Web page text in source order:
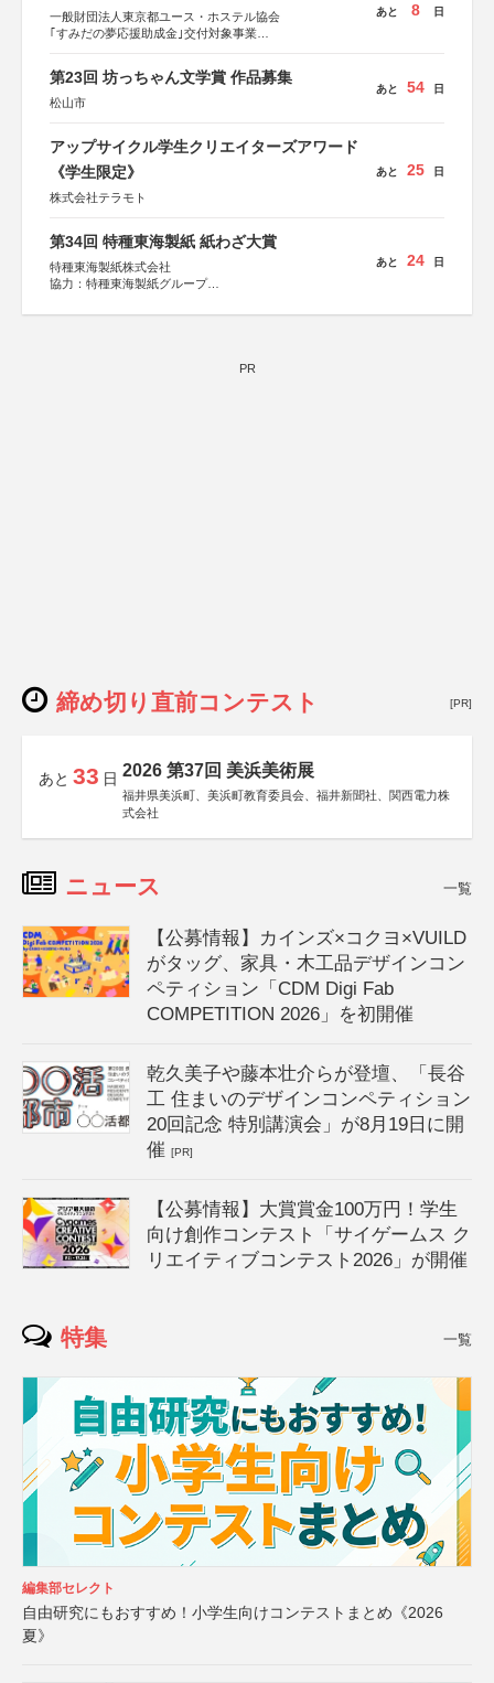
一般財団法人東京都ユース・ホステル協会
｢すみだの夢応援助成金｣交付対象事業
あと 8 日
第23回 坊っちゃん文学賞 作品募集
松山市
あと 54 日
アップサイクル学生クリエイターズアワード
《学生限定》
株式会社テラモト
あと 25 日
第34回 特種東海製紙 紙わざ大賞
特種東海製紙株式会社
協力：特種東海製紙グループ
あと 24 日
PR
締め切り直前コンテスト [PR]
あと 33 日 2026 第37回 美浜美術展
福井県美浜町、美浜町教育委員会、福井新聞社、関西電力株
式会社
ニュース 一覧
【公募情報】カインズ×コクヨ×VUILD
がタッグ、家具・木工品デザインコン
ペティション「CDM Digi Fab
COMPETITION 2026」を初開催
乾久美子や藤本壮介らが登壇、「長谷
工 住まいのデザインコンペティション
20回記念 特別講演会」が8月19日に開
催[PR]
【公募情報】大賞賞金100万円！学生
向け創作コンテスト「サイゲームス ク
リエイティブコンテスト2026」が開催
特集 一覧
編集部セレクト
自由研究にもおすすめ！小学生向けコンテストまとめ《2026
夏》